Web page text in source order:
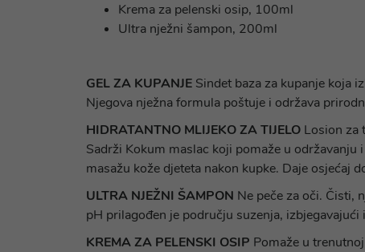
Krema za pelenski osip, 100ml
Ultra nježni šampon, 200ml
GEL ZA KUPANJE Sindet baza za kupanje koja
Njegova nježna formula poštuje i održava
HIDRATANTNO MLIJEKO ZA TIJELO Losion za
Sadrži Kokum maslac koji pomaže u
masažu kože djeteta nakon kupke. Daje
ULTRA NJEŽNI ŠAMPON Ne peče za oči. Čisti,
pH prilagođen je području suzenja,
KREMA ZA PELENSKI OSIP Pomaže u